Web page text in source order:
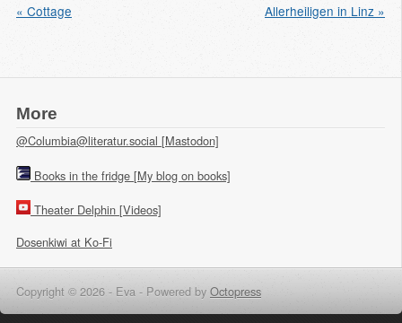
« Cottage Allerheiligen in Linz »
More
@Columbia@literatur.social [Mastodon]
Books in the fridge [My blog on books]
Theater Delphin [Videos]
Dosenkiwi at Ko-Fi
Copyright © 2026 - Eva - Powered by Octopress